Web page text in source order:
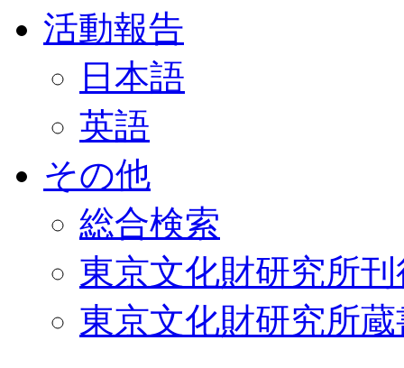
活動報告
日本語
英語
その他
総合検索
東京文化財研究所
東京文化財研究所